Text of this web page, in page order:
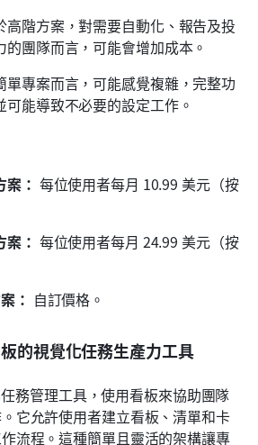
高階方案，對需要自動化、報告及投
團隊而言，可能會增加成本。
單專案而言，可能感覺複雜，完整功
可能導致不必要的設定工作。
： 每位使用者每月 10.99 美元（按
： 每位使用者每月 24.99 美元（按
： 自訂價格。
的視覺化任務生產力工具
務管理工具，使用看板來協助團隊
它允許使用者建立看板、清單和卡
流程。這種簡單且靈活的架構讓專